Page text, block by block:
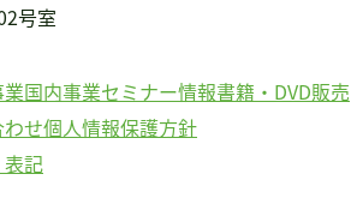
号室
国内事業セミナー情報書籍・DVD販売
せ個人情報保護方針
記